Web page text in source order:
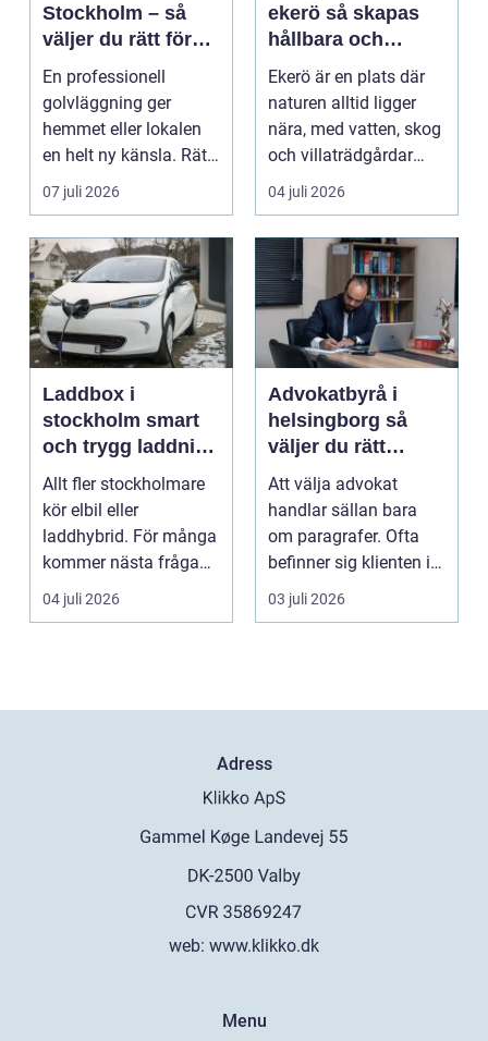
Stockholm – så
väljer du rätt för
ett hållbart golv
En professionell
golvläggning ger
hemmet eller lokalen
en helt ny känsla. Rätt
materi...
07 juli 2026
ekerö så skapas
hållbara och
vackra utemiljöer
året runt
Ekerö är en plats där
naturen alltid ligger
nära, med vatten, skog
och villaträdgårdar
som ramar in ...
04 juli 2026
Laddbox i
stockholm smart
och trygg laddning
hemma och på
jobbet
Allt fler stockholmare
kör elbil eller
laddhybrid. För många
kommer nästa fråga
direkt: hur laddar m...
04 juli 2026
Advokatbyrå i
helsingborg så
väljer du rätt
juridiskt stöd
Att välja advokat
handlar sällan bara
om paragrafer. Ofta
befinner sig klienten i
en utsatt situatio...
03 juli 2026
Adress
web: www.klikko.dk
Menu